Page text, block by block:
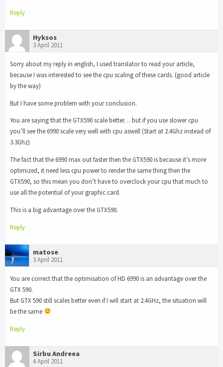
Reply
Hyksos
3 April 2011
Sorry about my reply in english, I used translator to read your article,
because I was interested to see the cpu scaling of these cards. (good article
by the way)
But I have some problem with your conclusion.
You are saying that the GTX590 scale better… but if you use slower cpu
you’ll see the 6990 scale very well with cpu aswell (Start at 2.4Ghz instead of
3.3Ghz)
The fact that the 6990 max out faster then the GTX590 is because it’s more
optimized, it need less cpu power to render the same thing then the
GTX590, so this mean you don’t have to overclock your cpu that much to
use all the potential of your graphic card.
This is a big advantage over the GTX590.
Reply
matose
3 April 2011
You are correct that the optimisation of HD 6990 is an advantage over the
GTX 590.
But GTX 590 still scales better even if I will start at 2.4GHz, the situation will
be the same
Reply
Sirbu Andreea
4 April 2011